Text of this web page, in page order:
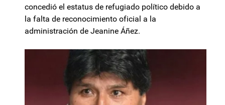
concedió el estatus de refugiado político debido a
la falta de reconocimiento oficial a la
administración de Jeanine Áñez.